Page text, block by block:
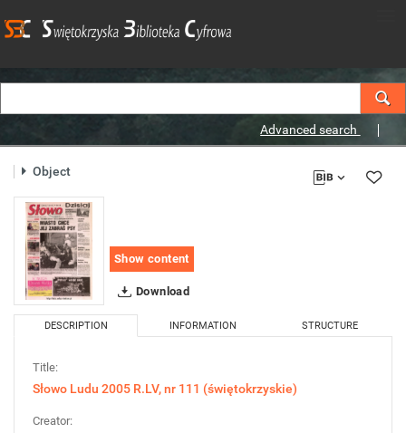
Advanced search
Object
Show content
Download
DESCRIPTION INFORMATION STRUCTURE
Title:
Słowo Ludu 2005 R.LV, nr 111 (świętokrzyskie)
Creator: